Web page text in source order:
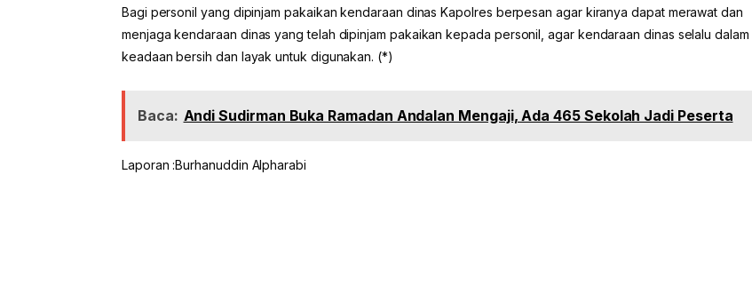
Bagi personil yang dipinjam pakaikan kendaraan dinas Kapolres berpesan agar kiranya dapat merawat dan
menjaga kendaraan dinas yang telah dipinjam pakaikan kepada personil, agar kendaraan dinas selalu dalam
keadaan bersih dan layak untuk digunakan. (*)
Baca: Andi Sudirman Buka Ramadan Andalan Mengaji, Ada 465 Sekolah Jadi Peserta
Laporan :Burhanuddin Alpharabi